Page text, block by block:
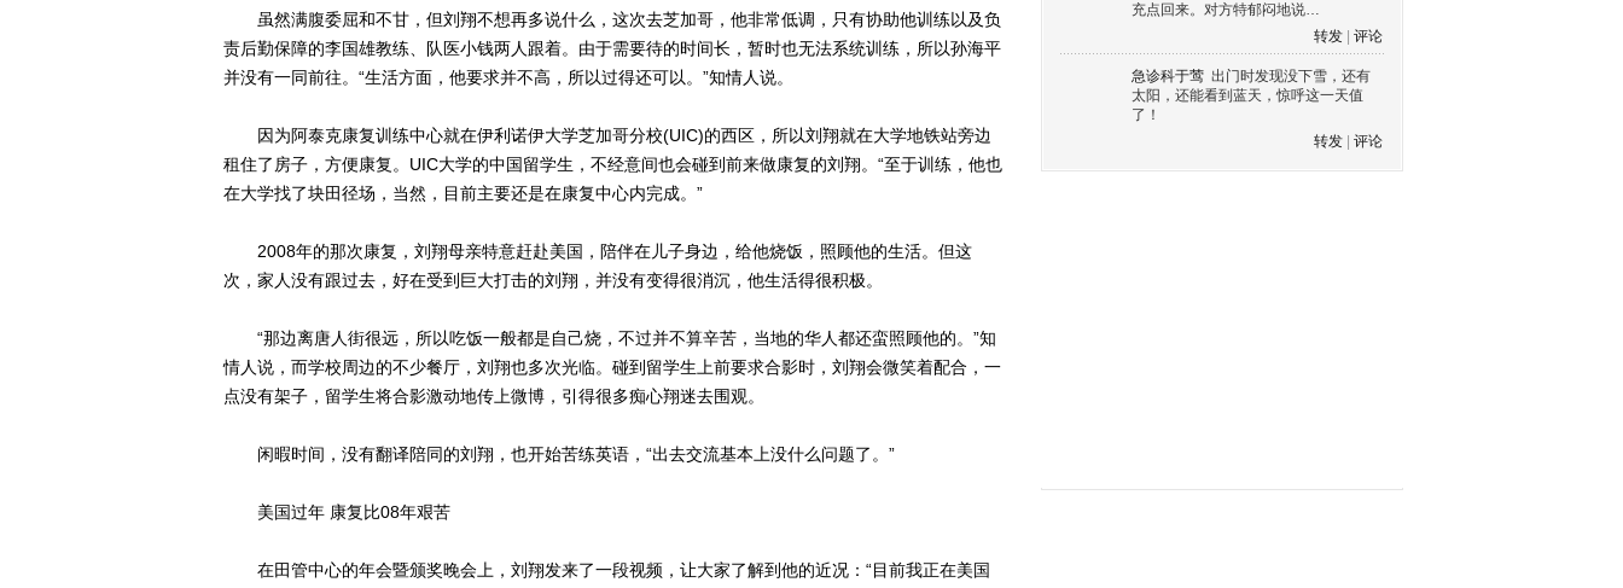
虽然满腹委屈和不甘，但刘翔不想再多说什么，这次去芝加哥，他非常低调，只有协助他训练以及负
责后勤保障的李国雄教练、队医小钱两人跟着。由于需要待的时间长，暂时也无法系统训练，所以孙海平
并没有一同前往。“生活方面，他要求并不高，所以过得还可以。”知情人说。
因为阿泰克康复训练中心就在伊利诺伊大学芝加哥分校(UIC)的西区，所以刘翔就在大学地铁站旁边
租住了房子，方便康复。UIC大学的中国留学生，不经意间也会碰到前来做康复的刘翔。“至于训练，他也
在大学找了块田径场，当然，目前主要还是在康复中心内完成。”
2008年的那次康复，刘翔母亲特意赶赴美国，陪伴在儿子身边，给他烧饭，照顾他的生活。但这
次，家人没有跟过去，好在受到巨大打击的刘翔，并没有变得很消沉，他生活得很积极。
“那边离唐人街很远，所以吃饭一般都是自己烧，不过并不算辛苦，当地的华人都还蛮照顾他的。”知
情人说，而学校周边的不少餐厅，刘翔也多次光临。碰到留学生上前要求合影时，刘翔会微笑着配合，一
点没有架子，留学生将合影激动地传上微博，引得很多痴心翔迷去围观。
闲暇时间，没有翻译陪同的刘翔，也开始苦练英语，“出去交流基本上没什么问题了。”
美国过年 康复比08年艰苦
在田管中心的年会暨颁奖晚会上，刘翔发来了一段视频，让大家了解到他的近况：“目前我正在美国
充点回来。对方特郁闷地说…
转发
评论
急诊科于莺 出门时发现没下雪，还有
太阳，还能看到蓝天，惊呼这一天值
了！
转发
评论